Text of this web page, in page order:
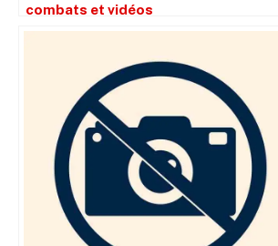
combats et vidéos